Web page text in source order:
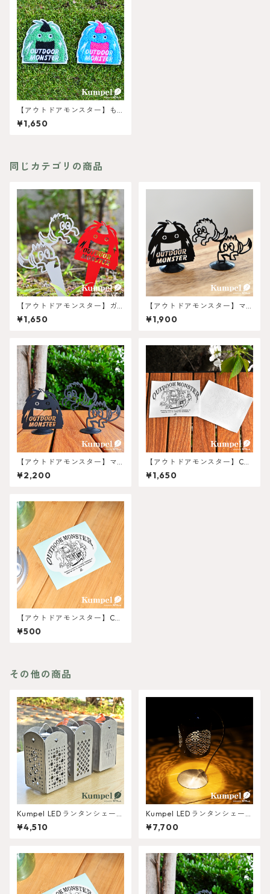
【アウトドアモンスター】も
ふもふワッペン
¥1,650
同じカテゴリの商品
【アウトドアモンスター】ガ
ーデンピック
¥1,650
【アウトドアモンスター】マ
グネットSmall
¥1,900
【アウトドアモンスター】マ
グネットBig
¥2,200
【アウトドアモンスター】CA
R-BOY 転写ステッカー
¥1,650
【アウトドアモンスター】CA
R-BOY ステッカー
¥500
その他の商品
Kumpel LEDランタンシェード
Ⅼight
¥4,510
Kumpel LEDランタンシェード
青海波柄 スタンドset
¥7,700